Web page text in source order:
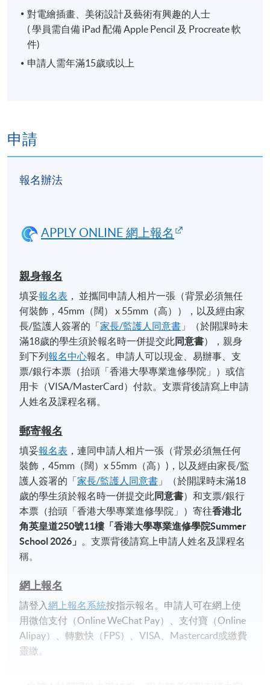
對電繪插畫、美術設計及藝術有興趣的人士
( 學員需自備 iPad 配備 Apple Pencil 及 Procreate 軟
件)
申請人需年滿15歲或以上
申請
報名辦法
APPLY ONLINE 網上報名
親身報名
填妥報名表 ， 並攜同申請人相片一張（背景必須無任
何裝飾，45mm（闊） x 55mm（高）），以及經由家
長/監護人簽署的「家長/監護人同意書 」（於開課時未
滿18歲的學生須於報名時一併提交此同意書），親身
到下列報名中心報名。申請人可以現金、易辦事、支
票/銀行本票（抬頭「香港大學專業進修學院」）或信
用卡（VISA/MasterCard）付款。支票背後請寫上申請
人姓名及課程名稱。
郵寄報名
填妥報名表 ，連同申請人相片一張（背景必須無任何
裝飾，45mm（闊）x 55mm（高）)，以及經由家長/監
護人簽署的「家長/監護人同意書 」（於開課時未滿18
歲的學生須於報名時一併提交此同意書）和支票/銀行
本票（抬頭「香港大學專業進修學院」）寄往香港北
角英皇道250號11樓「香港大學專業進修學院Summer
School 2026 」
。支票背後請寫上申請人姓名及課程名
稱。
網上報名
請登入網上報名系統按指示報名。申請人可在網上使
用微信支付（Online WeChat Pay）、支付寶（Online
Alipay）、轉數快（FPS）、VISA、Mastercard或繳費
靈繳。